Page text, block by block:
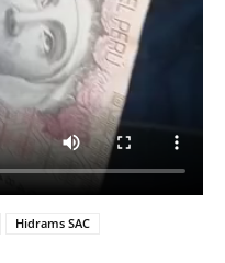
Hidrams SAC